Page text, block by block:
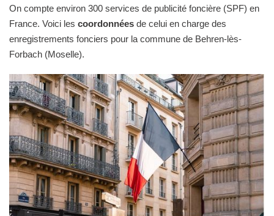
On compte environ 300 services de publicité foncière (SPF) en
France. Voici les coordonnées de celui en charge des
enregistrements fonciers pour la commune de Behren-lès-
Forbach (Moselle).